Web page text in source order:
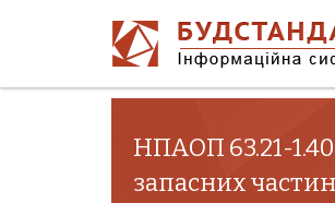
НПАОП 63.21-
запасних частин